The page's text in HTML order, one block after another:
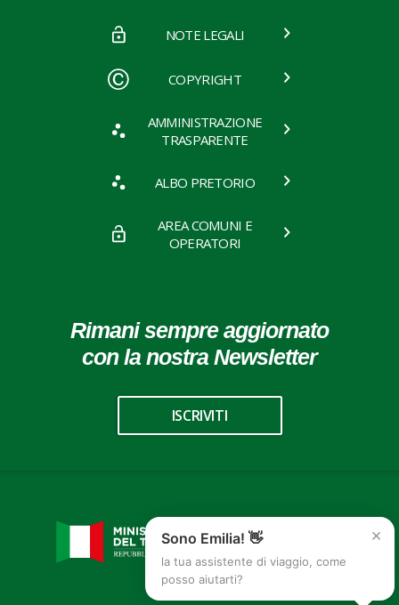
NOTE LEGALI
COPYRIGHT
AMMINISTRAZIONE
TRASPARENTE
ALBO PRETORIO
AREA COMUNI E
OPERATORI
Rimani sempre aggiornato
con la nostra Newsletter
ISCRIVITI
×
Sono Emilia! 👋
la tua assistente di viaggio, come
posso aiutarti?